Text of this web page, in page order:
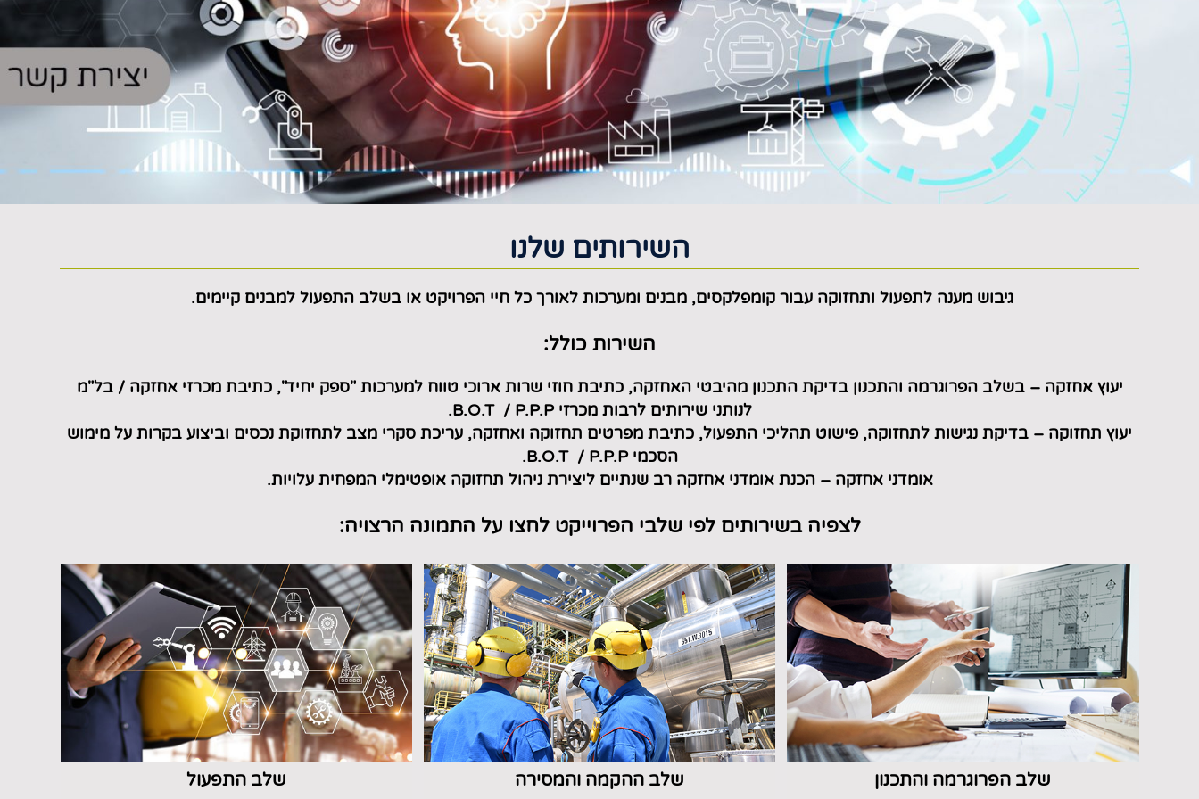
השירותים שלנו
גיבוש מענה לתפעול ותחזוקה עבור קומפלקסים, מבנים ומערכות לאורך כל חיי הפרויקט אובשלב התפעול למבנים קיימים.
השירות כולל:
יעוץ אחזקה –בשלב הפרוגרמה והתכנון בדיקת התכנון מהיבטי האחזקה, כתיבת חוזי שרות ארוכי טווח למערכות "ספק יחיד", כתיבת מכרזי אחזקה / בל"מ
לנותני שירותים לרבות מכרזי B.O.T / P.P.P.
יעוץ תחזוקה – בדיקת נגישות לתחזוקה, פישוט תהליכי התפעול, כתיבת מפרטים תחזוקה ואחזקה, עריכת סקרי מצב לתחזוקת נכסים וביצוע בקרות על מימוש
הסכמי B.O.T / P.P.P.
אומדני אחזקה – הכנת אומדני אחזקה רב שנתיים ליצירת ניהול תחזוקה אופטימלי המפחית עלויות.
לצפיה בשירותים לפי שלבי הפרוייקט לחצו על התמונה הרצויה:
שלב הפרוגרמה והתכנון שלב ההקמה והמסירה שלב התפעול